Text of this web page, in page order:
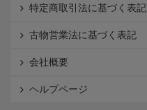
特定商取引法に基づく表記
古物営業法に基づく表記
会社概要
ヘルプページ